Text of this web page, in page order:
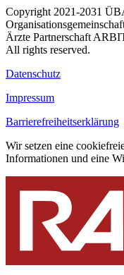
Copyright 2021-2031
Ärzte Partnerschaft
All rights reserved.
Datenschutz
Impressum
Barrierefreiheitserklärung
Wir setzen eine
Informationen und eine